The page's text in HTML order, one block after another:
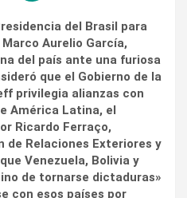
del Brasil para
Aurelio García,
del país ante una furiosa
que el Gobierno de la
privilegia alianzas con
América Latina, el
Ricardo Ferraço,
de Relaciones Exteriores y
Venezuela, Bolivia y
de tornarse dictaduras»
con esos países por